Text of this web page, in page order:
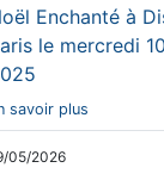
Enchanté à
le mercredi
savoir plus
05/2026